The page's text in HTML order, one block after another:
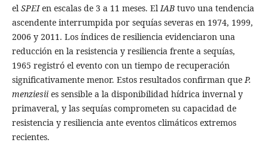
elSPEIen escalas de 3 a 11 meses. ElIABtuvo una tendencia
ascendente interrumpida por sequías severas en 1974, 1999,
2006 y 2011. Los índices de resiliencia evidenciaron una
reducción en la resistencia y resiliencia frente a sequías,
1965 registró el evento con un tiempo de recuperación
significativamente menor. Estos resultados confirman queP.
menziesii es sensible a la disponibilidad hídrica invernal y
primaveral, y las sequías comprometen su capacidad de
resistencia y resiliencia ante eventos climáticos extremos
recientes.